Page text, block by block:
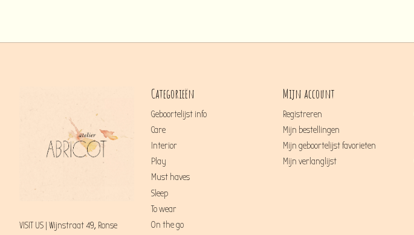
VISIT US | Wijnstraat 49, Ronse
Categorieën
Geboortelijst info
Care
Interior
Play
Must haves
Sleep
To wear
On the go
Mijn account
Registreren
Mijn bestellingen
Mijn geboortelijst favorieten
Mijn verlanglijst